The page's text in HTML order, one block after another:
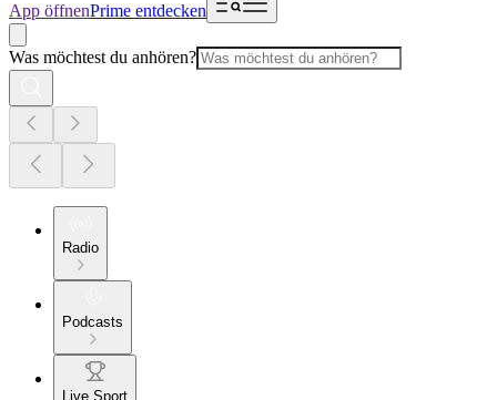
App öffnenPrime entdecken
Was möchtest du anhören?
Radio
Podcasts
Live Sport